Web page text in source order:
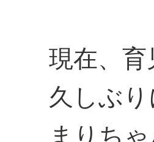
現在、
久しぶ
まりち